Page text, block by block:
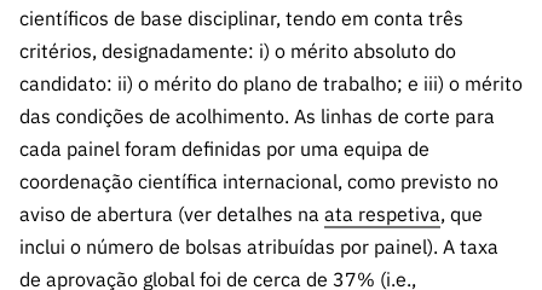
públicas
Manifesta
ções de
Interesse
FCCN,
serviços
digitais da
FCT
Canais de
científicos de base disciplinar, tendo em conta três
critérios, designadamente: i) o mérito absoluto do
candidato: ii) o mérito do plano de trabalho; e iii) o mérito
das condições de acolhimento. As linhas de corte para
cada painel foram definidas por uma equipa de
coordenação científica internacional, como previsto no
aviso de abertura (ver detalhes na ata respetiva, que
inclui o número de bolsas atribuídas por painel). A taxa
de aprovação global foi de cerca de 37% (i.e.,